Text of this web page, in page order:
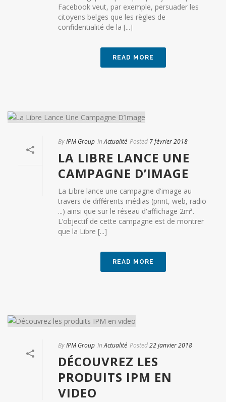
Facebook veut, par exemple, persuader les
citoyens belges que les règles de
confidentialité de la [...]
READ MORE
ByIPM Group In Actualité Posted 7 février 2018
LA LIBRE LANCE UNE
CAMPAGNE D’IMAGE
La Libre lance une campagne d'image au
travers de différents médias (print, web, radio
...) ainsi que sur le réseau d'affichage 2m².
L’objectif de cette campagne est de montrer
que la Libre [...]
READ MORE
ByIPM Group In Actualité Posted22 janvier 2018
DÉCOUVREZ LES
PRODUITS IPM EN
VIDEO